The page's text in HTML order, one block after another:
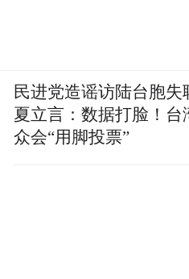
民进党造谣访陆台胞失
夏立言：数据打脸！台
众会“用脚投票”